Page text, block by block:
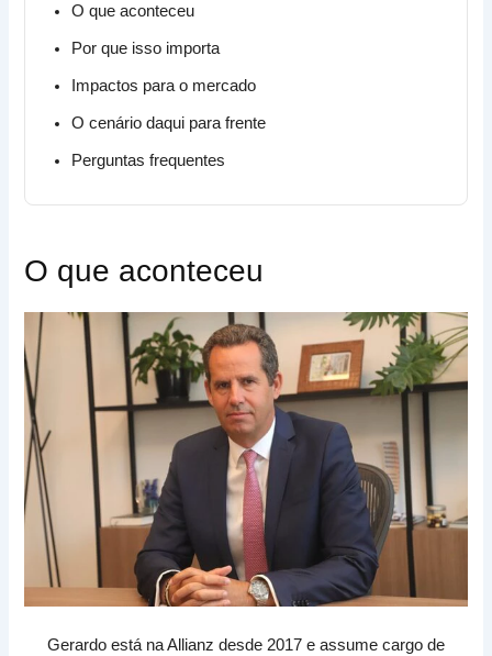
O que aconteceu
Por que isso importa
Impactos para o mercado
O cenário daqui para frente
Perguntas frequentes
O que aconteceu
Gerardo está na Allianz desde 2017 e assume cargo de